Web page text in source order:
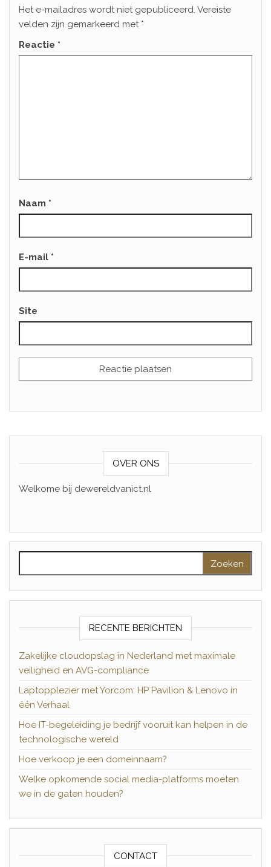
Het e-mailadres wordt niet gepubliceerd. Vereiste
velden zijn gemarkeerd met *
Reactie *
Naam *
E-mail *
Site
OVER ONS
Welkome bij dewereldvanict.nl
RECENTE BERICHTEN
Zakelijke cloudopslag in Nederland met maximale
veiligheid en AVG-compliance
Laptopplezier met Yorcom: HP Pavilion & Lenovo in
één Verhaal
Hoe IT-begeleiding je bedrijf vooruit kan helpen in de
technologische wereld
Hoe verkoop je een domeinnaam?
Welke opkomende social media-platforms moeten
we in de gaten houden?
CONTACT